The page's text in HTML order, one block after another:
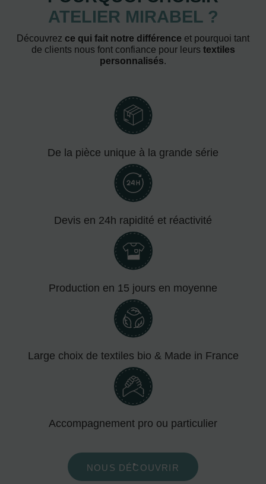
ATELIER MIRABEL ?
Découvrez ce qui fait notre différence et pourquoi tant
de clients nous font confiance pour leurs textiles
personnalisés.
De la pièce unique à la grande série
Devis en 24h rapidité et réactivité
Production en 15 jours en moyenne
Large choix de textiles bio & Made in France
Accompagnement pro ou particulier
NOUS DÉCOUVRIR